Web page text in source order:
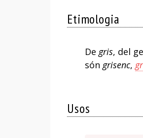
Etimologia
De gris, del
són grisenc,
Usos